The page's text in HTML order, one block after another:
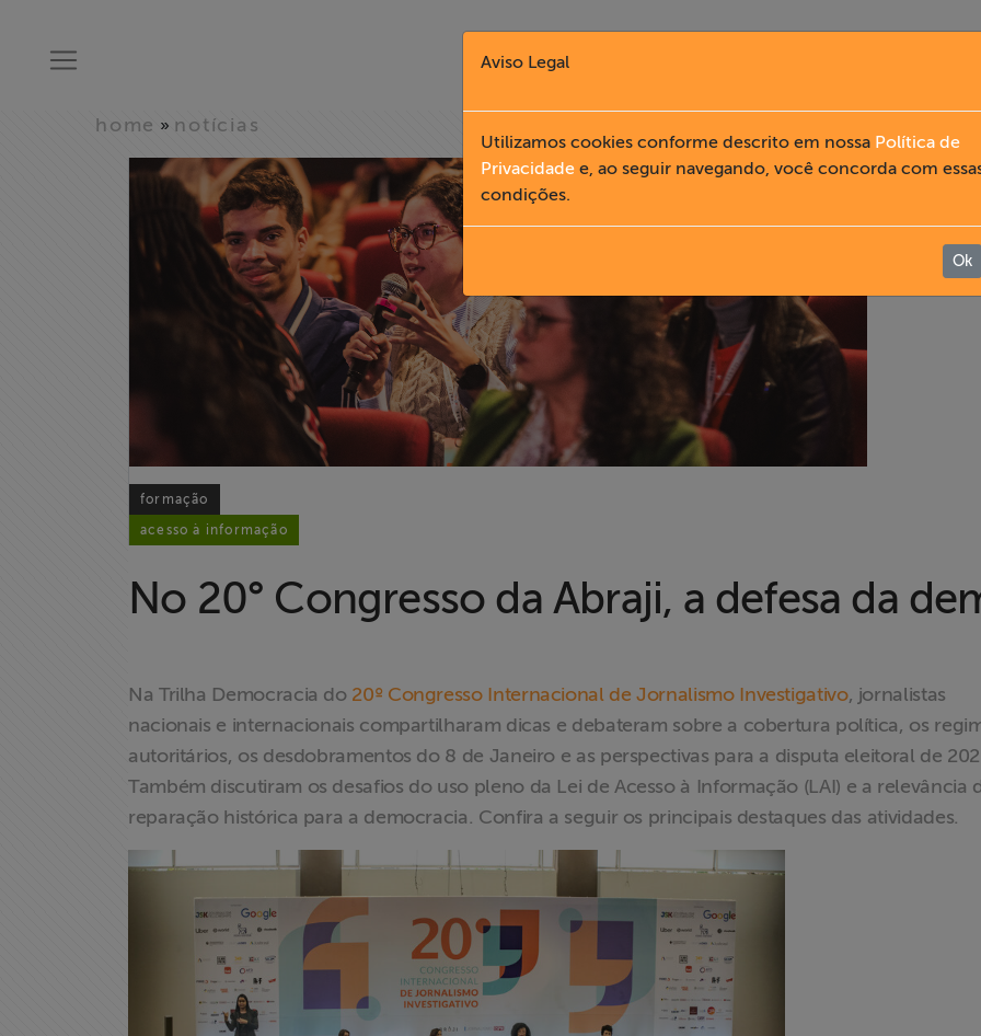
home » notícias
formação
acesso à informação
No 20° Congresso da Abraji, a defesa da
Na Trilha Democracia do 20º Congresso Internacional de Jornalismo Investigativo, jornalistas
nacionais e internacionais compartilharam dicas e debateram sobre a cobertura política, os
autoritários, os desdobramentos do 8 de Janeiro e as perspectivas para a disputa eleitoral de
Também discutiram os desafios do uso pleno da Lei de Acesso à Informação (LAI) e a relevância
reparação histórica para a democracia. Confira a seguir os principais destaques das atividades.
Aviso Legal
Utilizamos cookies conforme descrito em nossa Política de
Privacidade e, ao seguir navegando, você concorda com
condições.
Ok